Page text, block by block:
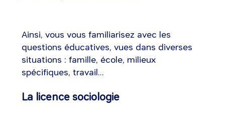
Ainsi, vous vous familiarisez avec les
questions éducatives, vues dans diverses
situations : famille, école, milieux
spécifiques, travail...
La licence sociologie